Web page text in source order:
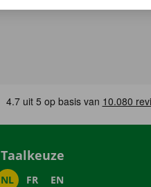
Taalkeuze
NL FR EN